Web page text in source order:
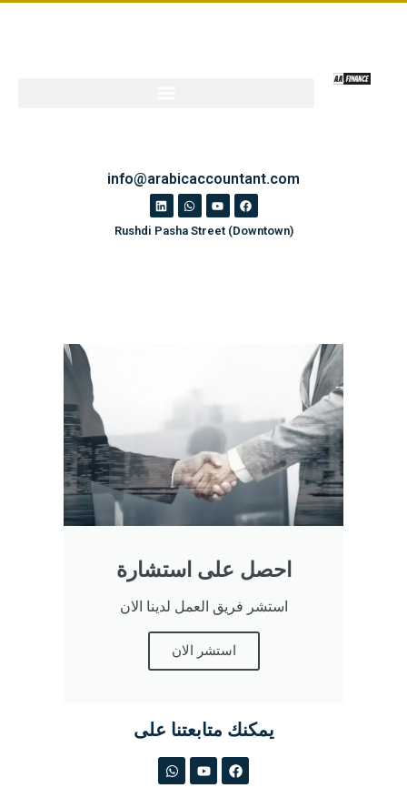
info@arabicaccountant.com
Rushdi Pasha Street (Downtown)
احصل على استشارة
استشر فريق العمل لدينا الان
استشر الان
يمكنك متابعتنا على